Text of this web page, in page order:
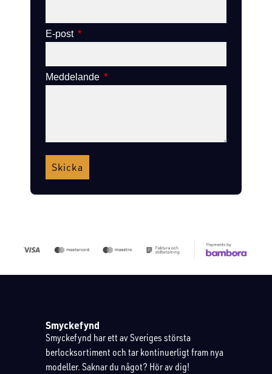
E-post
Meddelande
Skicka
Smyckefynd
Smyckefynd har ett av Sveriges största
berlocksortiment och tar kontinuerligt fram nya
modeller. Saknar du något? Hör av dig!